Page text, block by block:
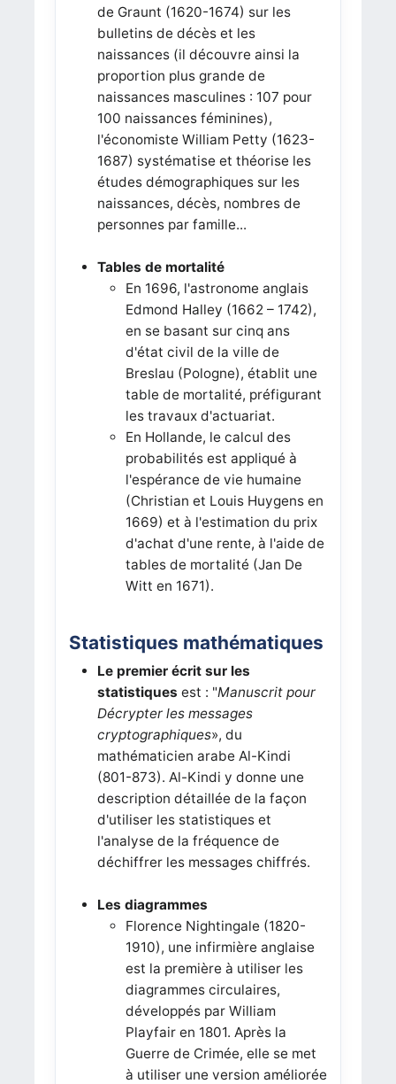
de Graunt (1620-1674) sur les
bulletins de décès et les
naissances (il découvre ainsi la
proportion plus grande de
naissances masculines : 107 pour
100 naissances féminines),
l'économiste William Petty (1623-
1687) systématise et théorise les
études démographiques sur les
naissances, décès, nombres de
personnes par famille...
Tables de mortalité
En 1696, l'astronome anglais
Edmond Halley (1662 – 1742),
en se basant sur cinq ans
d'état civil de la ville de
Breslau (Pologne), établit une
table de mortalité, préfigurant
les travaux d'actuariat.
En Hollande, le calcul des
probabilités est appliqué à
l'espérance de vie humaine
(Christian et Louis Huygens en
1669) et à l'estimation du prix
d'achat d'une rente, à l'aide de
tables de mortalité (Jan De
Witt en 1671).
Statistiques mathématiques
Le premier écrit sur ​​les
statistiques est : "Manuscrit pour ​​
Décrypter les messages
cryptographiques», du
mathématicien arabe Al-Kindi
(801-873). Al-Kindi y donne une
description détaillée de la façon
d'utiliser les statistiques et
l'analyse de la fréquence de
déchiffrer les messages chiffrés.
Les diagrammes
Florence Nightingale (1820-
1910), une infirmière anglaise
est la première à utiliser les
diagrammes circulaires,
développés par William
Playfair en 1801. Après la
Guerre de Crimée, elle se met
à utiliser une version améliorée